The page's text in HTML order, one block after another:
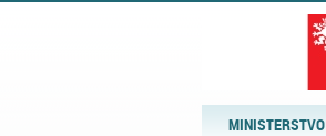
MINISTERSTVO